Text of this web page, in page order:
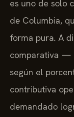
es uno de solo
de Columbia,
forma pura. A
comparativa —
según el
contributiva
demandado